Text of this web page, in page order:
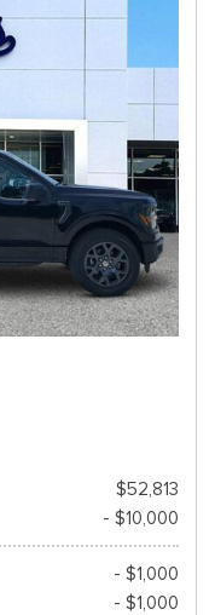
$52,813
- $10,000
- $1,000
- $1,000